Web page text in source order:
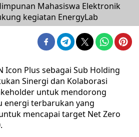
Mahasiswa Elektronik
kegiatan EnergyLab
Icon Plus sebagai Sub Holding
Sinergi dan Kolaborasi
untuk mendorong
energi terbarukan yang
mencapai target Net Zero